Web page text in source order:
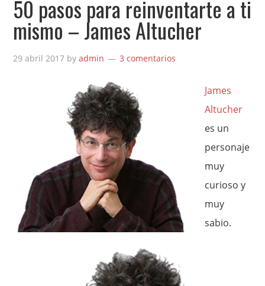
50 pasos para reinventarte a ti
mismo – James Altucher
29 abril 2017 byadmin 3 comentarios
James
Altucher
es un
personaje
muy
curioso y
muy
sabio.